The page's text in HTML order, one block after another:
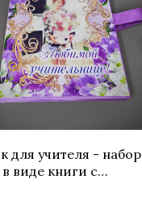
для учителя - набор
виде книги с